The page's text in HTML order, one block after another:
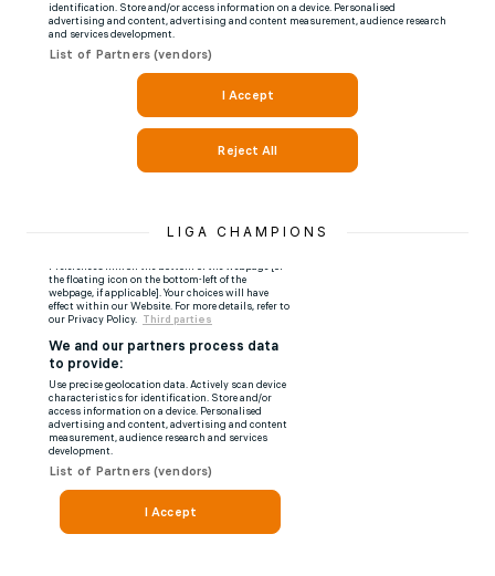
LIGA CHAMPIONS